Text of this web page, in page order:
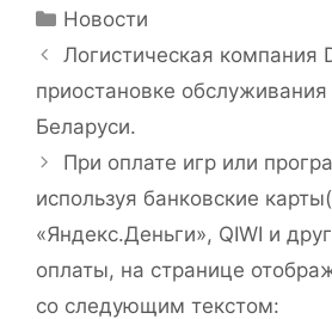
Рубрики
Новости
Логистическая компания
приостановке обслуживания
Беларуси.
При оплате игр или
используя банковские
«Яндекс.Деньги», QIWI и
оплаты, на странице
со следующим текстом: